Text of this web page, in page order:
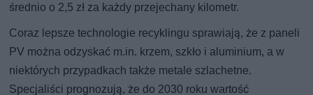
średnio o 2,5 zł za każdy przejechany kilometr.
Coraz lepsze technologie recyklingu sprawiają, że z paneli
PV można odzyskać m.in. krzem, szkło i aluminium, a w
niektórych przypadkach także metale szlachetne.
Specjaliści prognozują, że do 2030 roku wartość